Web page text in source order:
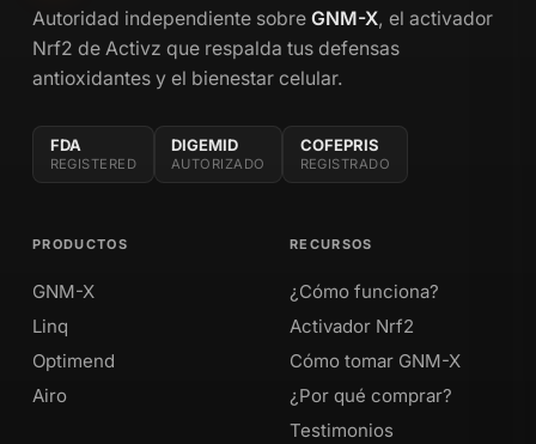
Autoridad independiente sobre GNM-X, el activador
Nrf2 de Activz que respalda tus defensas
antioxidantes y el bienestar celular.
FDA
REGISTERED
DIGEMID
AUTORIZADO
COFEPRIS
REGISTRADO
PRODUCTOS
GNM-X
Linq
Optimend
Airo
RECURSOS
¿Cómo funciona?
Activador Nrf2
Cómo tomar GNM-X
¿Por qué comprar?
Testimonios